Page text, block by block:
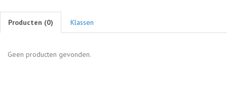
Producten (0) Klassen
Geen producten gevonden.